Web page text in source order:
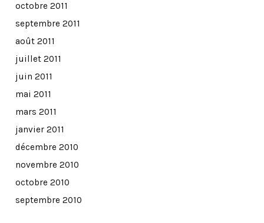
octobre 2011
septembre 2011
août 2011
juillet 2011
juin 2011
mai 2011
mars 2011
janvier 2011
décembre 2010
novembre 2010
octobre 2010
septembre 2010